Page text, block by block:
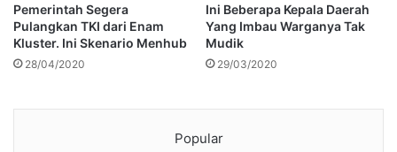
Pemerintah Segera
Pulangkan TKI dari Enam
Kluster. Ini Skenario Menhub
28/04/2020
Ini Beberapa Kepala Daerah
Yang Imbau Warganya Tak
Mudik
29/03/2020
Popular